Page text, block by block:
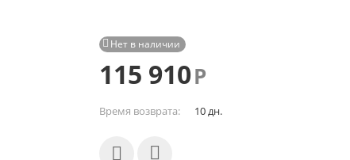
Нет в наличии

115 910Р
Время возврата: 10 дн.